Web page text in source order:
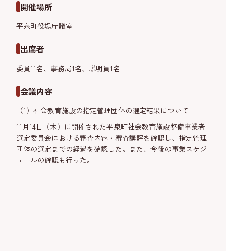
開催場所
平泉町役場庁議室
出席者
委員11名、事務局1名、説明員1名
会議内容
（1）社会教育施設の指定管理団体の選定結果について
11月14日（木）に開催された平泉町社会教育施設整備事業者
選定委員会における審査内容・審査講評を確認し、指定管理
団体の選定までの経過を確認した。また、今後の事業スケジ
ュールの確認も行った。